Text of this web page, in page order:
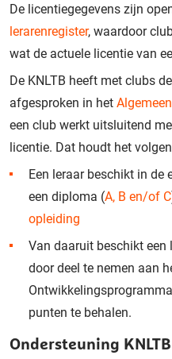
De licentiegegevens zijn
lerarenregister, waardoor
wat de actuele licentie van
De KNLTB heeft met clubs
afgesproken in het
een club werkt uitsluitend
licentie. Dat houdt het
Een leraar beschikt in de
een diploma (A, B en/of C
opleiding
Van daaruit beschikt een
door deel te nemen aan
punten te behalen.
Ondersteuning KNLTB